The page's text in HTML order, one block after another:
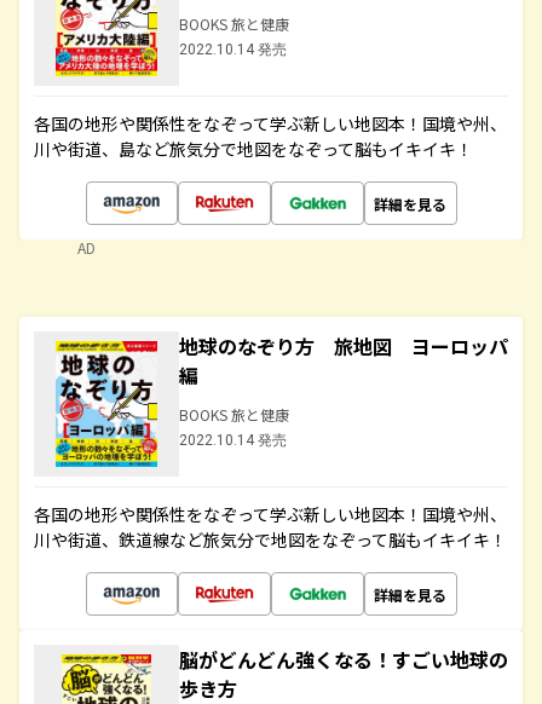
BOOKS 旅と健康
2022.10.14 発売
各国の地形や関係性をなぞって学ぶ新しい地図本！国境や州、
川や街道、島など旅気分で地図をなぞって脳もイキイキ！
詳細を見る
AD
地球のなぞり方 旅地図 ヨーロッパ
編
BOOKS 旅と健康
2022.10.14 発売
各国の地形や関係性をなぞって学ぶ新しい地図本！国境や州、
川や街道、鉄道線など旅気分で地図をなぞって脳もイキイキ！
詳細を見る
脳がどんどん強くなる！すごい地球の
歩き方